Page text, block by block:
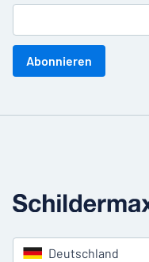
Abonnieren
Deutschland